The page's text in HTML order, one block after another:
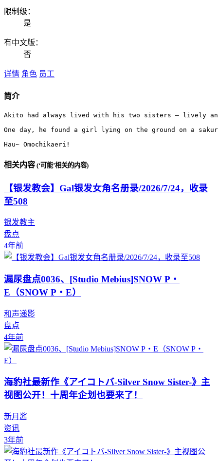
限制级：
是
有中文版：
否
详情 角色 员工
简介
Akito had always lived with his two sisters – lively
One day, he found a girl lying on the ground on a
Hau~ Omochikaeri!
相关内容 (‘可能’相关的内容)
【银发教会】Gal银发女角名册录/2026/7/24，收录
至508
银发教主
盘点
4年前
漏尿盘点0036、[Studio Mebius]SNOW P・
E（SNOW P・E）
和声递影
盘点
4年前
海豹社最新作《アイコトバ-Silver Snow Sister-》主
视图公开！十周年企划也要来了！
新月酱
资讯
3年前